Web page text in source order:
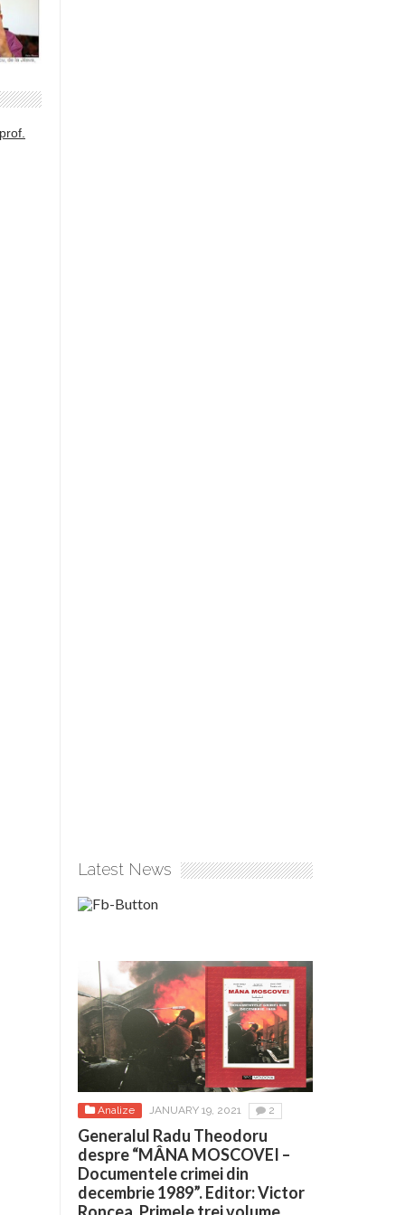
Latest News
Analize JANUARY 19, 2021 2
Generalul Radu Theodoru
despre “MÂNA MOSCOVEI –
Documentele crimei din
decembrie 1989”. Editor: Victor